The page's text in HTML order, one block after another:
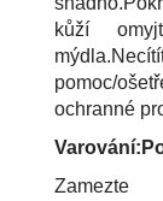
kůží
pomoc/
ochranné